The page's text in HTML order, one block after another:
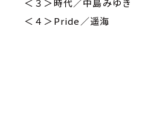
＜４＞Pride／遥海